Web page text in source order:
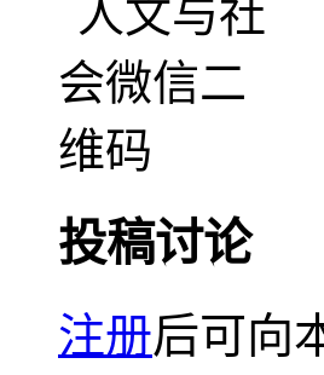
投稿讨论
注册后可向